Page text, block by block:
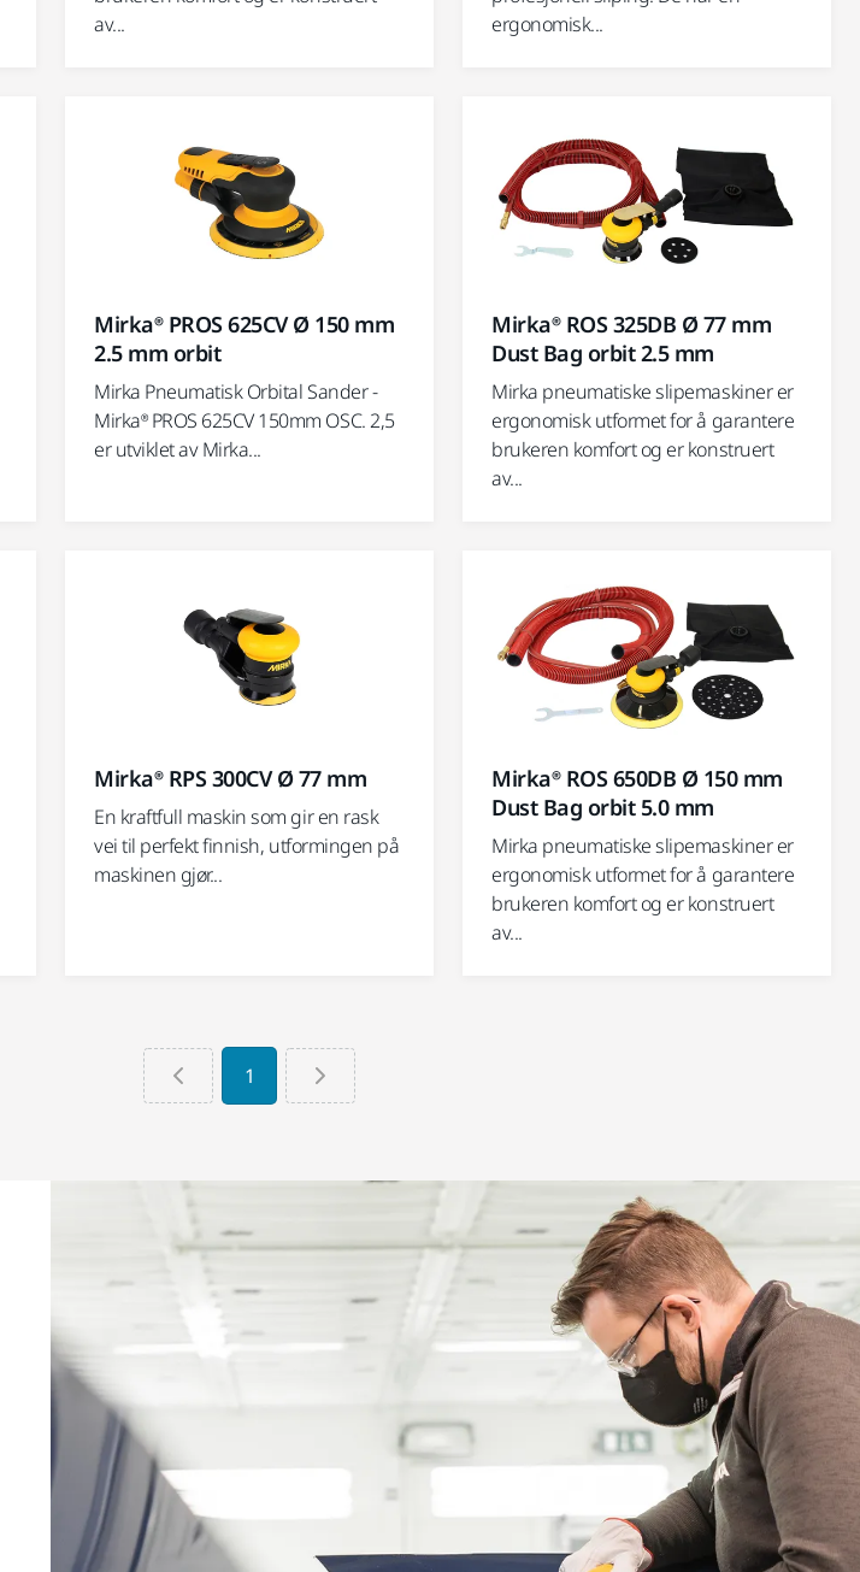
av...
ergonomisk...
Mirka® PROS 625CV Ø 150 mm
2.5 mm orbit
Mirka Pneumatisk Orbital Sander -
Mirka® PROS 625CV 150mm OSC. 2,5
er utviklet av Mirka...
Mirka® ROS 325DB Ø 77 mm
Dust Bag orbit 2.5 mm
Mirka pneumatiske slipemaskiner er
ergonomisk utformet for å garantere
brukeren komfort og er konstruert
av...
Mirka® RPS 300CV Ø 77 mm
En kraftfull maskin som gir en rask
vei til perfekt finnish, utformingen på
maskinen gjør...
Mirka® ROS 650DB Ø 150 mm
Dust Bag orbit 5.0 mm
Mirka pneumatiske slipemaskiner er
ergonomisk utformet for å garantere
brukeren komfort og er konstruert
av...
1